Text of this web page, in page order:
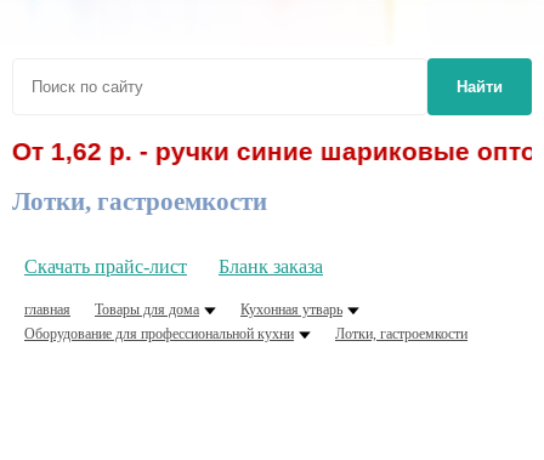
Найти
1,62 р. - ручки синие шариковые
Лотки, гастроемкости
Скачать прайс-лист Бланк заказа
главная Товары для дома
Кухонная утварь
Оборудование для профессиональной кухни
Лотки, гастроемкости